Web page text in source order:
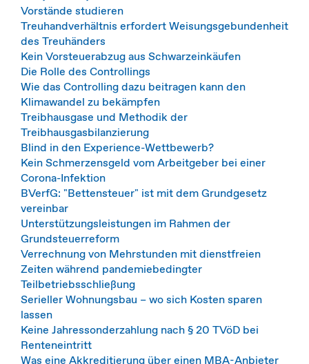
Vorstände studieren
Treuhandverhältnis erfordert Weisungsgebundenheit
des Treuhänders
Kein Vorsteuerabzug aus Schwarzeinkäufen
Die Rolle des Controllings
Wie das Controlling dazu beitragen kann den
Klimawandel zu bekämpfen
Treibhausgase und Methodik der
Treibhausgasbilanzierung
Blind in den Experience-Wettbewerb?
Kein Schmerzensgeld vom Arbeitgeber bei einer
Corona-Infektion
BVerfG: "Bettensteuer" ist mit dem Grundgesetz
vereinbar
Unterstützungsleistungen im Rahmen der
Grundsteuerreform
Verrechnung von Mehrstunden mit dienstfreien
Zeiten während pandemiebedingter
Teilbetriebsschließung
Serieller Wohnungsbau – wo sich Kosten sparen
lassen
Keine Jahressonderzahlung nach § 20 TVöD bei
Renteneintritt
Was eine Akkreditierung über einen MBA-Anbieter